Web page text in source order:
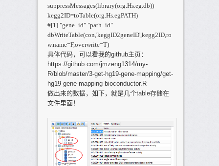
suppressMessages(library(org.Hs.eg.db))
kegg2ID=toTable(org.Hs.egPATH)
#[1] "gene_id" "path_id"
dbWriteTable(con,'keggID2geneID',kegg2ID,ro
w.name=F,overwrite=T)
具体代码，可以看我的github主页：
https://github.com/jmzeng1314/my-
R/blob/master/3-get-hg19-gene-mapping/get-
hg19-gene-mapping-bioconductor.R
做出来的数据，如下，就是几个table存储在
文件里面！